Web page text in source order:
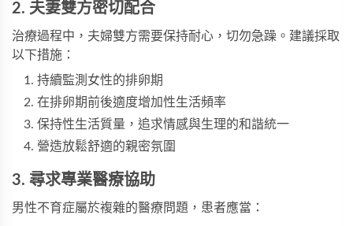
2. 夫妻雙方密切配合
治療過程中，夫婦雙方需要保持耐心，切勿急躁。建議採取
以下措施：
持續監測女性的排卵期
在排卵期前後適度增加性生活頻率
保持性生活質量，追求情感與生理的和諧統一
營造放鬆舒適的親密氛圍
3. 尋求專業醫療協助
男性不育症屬於複雜的醫療問題，患者應當：